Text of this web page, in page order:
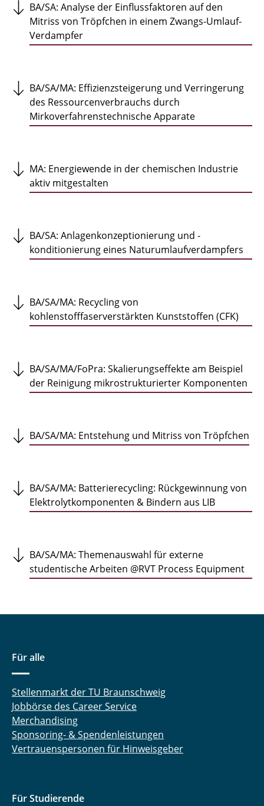
BA/SA: Analyse der Einflussfaktoren auf den
Mitriss von Tröpfchen in einem Zwangs-Umlauf-
Verdampfer
BA/SA/MA: Effizienzsteigerung und Verringerung
des Ressourcenverbrauchs durch
Mirkoverfahrenstechnische Apparate
MA: Energiewende in der chemischen Industrie
aktiv mitgestalten
BA/SA: Anlagenkonzeptionierung und -
konditionierung eines Naturumlaufverdampfers
BA/SA/MA: Recycling von
kohlenstofffaserverstärkten Kunststoffen (CFK)
BA/SA/MA/FoPra: Skalierungseffekte am Beispiel
der Reinigung mikrostrukturierter Komponenten
BA/SA/MA: Entstehung und Mitriss von Tröpfchen
BA/SA/MA: Batterierecycling: Rückgewinnung von
Elektrolytkomponenten & Bindern aus LIB
BA/SA/MA: Themenauswahl für externe
studentische Arbeiten @RVT Process Equipment
Für alle
Stellenmarkt der TU Braunschweig
Jobbörse des Career Service
Merchandising
Sponsoring- & Spendenleistungen
Vertrauenspersonen für Hinweisgeber
Für Studierende